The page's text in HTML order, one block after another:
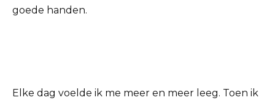
goede handen.
Elke dag voelde ik me meer en meer leeg. Toen ik